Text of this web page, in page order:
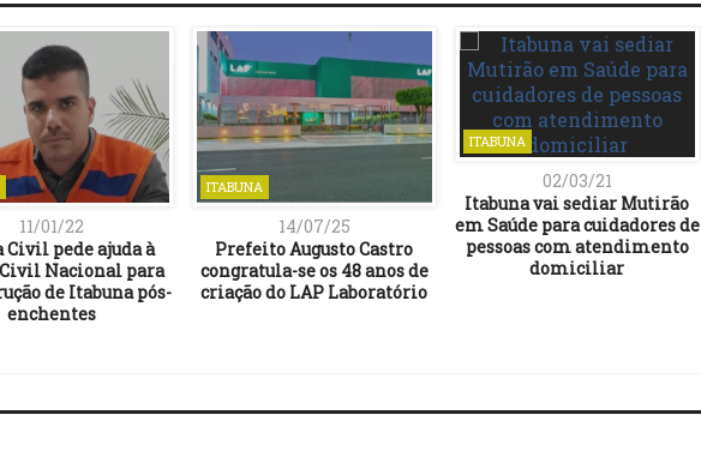
11/01/22
Civil pede ajuda à
Nacional para
de Itabuna pós-
enchentes
ITABUNA
14/07/25
Prefeito Augusto Castro
congratula-se os 48 anos de
criação do LAP Laboratório
ITABUNA
02/03/21
Itabuna vai sediar Mutirão
em Saúde para cuidadores de
pessoas com atendimento
domiciliar